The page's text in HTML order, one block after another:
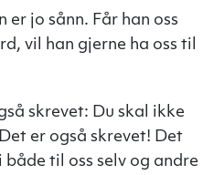
jo sånn. Får han oss
vil han gjerne ha oss til
skrevet: Du skal ikke
er også skrevet! Det
til oss selv og andre